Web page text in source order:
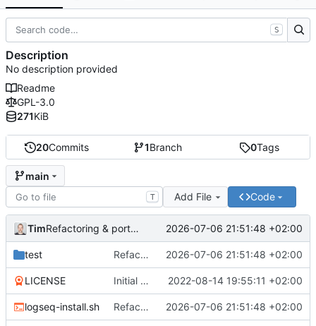
20Commits 1Branch 0Tags
main
T Add File Code
Tim Refactoring & portable Testpfade 2026-07-06 21:51:48 +02:00
test Refactoring & portable Testpfade 2026-07-06 21:51:48 +02:00
LICENSE Initial commit 2022-08-14 19:55:11 +02:00
logseq-install.sh Refactoring & portable Testpfade 2026-07-06 21:51:48 +02:00
S
Description
No description provided
Readme
GPL-3.0
271KiB